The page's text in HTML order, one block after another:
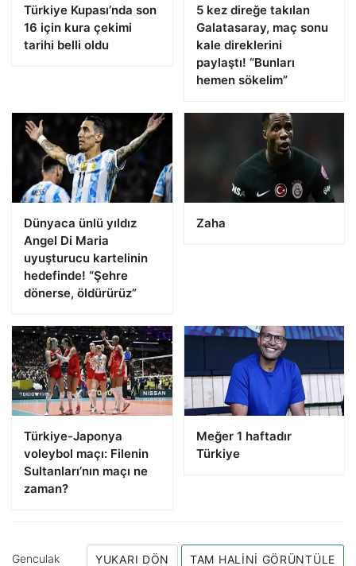
Türkiye Kupası’nda son
16 için kura çekimi
tarihi belli oldu
5 kez direğe takılan
Galatasaray, maç sonu
kale direklerini
paylaştı! “Bunları
hemen sökelim”
Dünyaca ünlü yıldız
Angel Di Maria
uyuşturucu kartelinin
hedefinde! “Şehre
dönerse, öldürürüz”
Zaha
Türkiye-Japonya
voleybol maçı: Filenin
Sultanları’nın maçı ne
zaman?
Meğer 1 haftadır
Türkiye
Genculak YUKARI DÖN TAM HALINI GÖRÜNTÜLE